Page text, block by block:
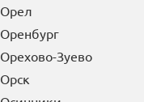
Орел
Оренбург
Орехово-Зуево
Орск